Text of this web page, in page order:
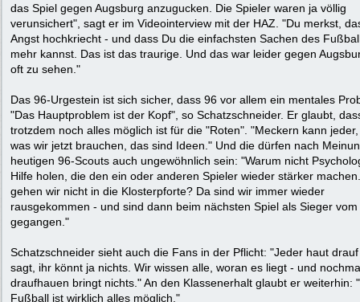
das Spiel gegen Augsburg anzugucken. Die Spieler waren ja völlig
verunsichert", sagt er im Videointerview mit der HAZ. "Du merkst,
Angst hochkriecht - und dass Du die einfachsten Sachen des
mehr kannst. Das ist das traurige. Und das war leider gegen
oft zu sehen."
Das 96-Urgestein ist sich sicher, dass 96 vor allem ein mentales
"Das Hauptproblem ist der Kopf", so Schatzschneider. Er glaubt,
trotzdem noch alles möglich ist für die "Roten". "Meckern kann
was wir jetzt brauchen, das sind Ideen." Und die dürfen nach
heutigen 96-Scouts auch ungewöhnlich sein: "Warum nicht
Hilfe holen, die den ein oder anderen Spieler wieder stärker
gehen wir nicht in die Klosterpforte? Da sind wir immer wieder
rausgekommen - und sind dann beim nächsten Spiel als Sieger vom
gegangen."
Schatzschneider sieht auch die Fans in der Pflicht: "Jeder haut
sagt, ihr könnt ja nichts. Wir wissen alle, woran es liegt - und
draufhauen bringt nichts." An den Klassenerhalt glaubt er weiterhin:
Fußball ist wirklich alles möglich."